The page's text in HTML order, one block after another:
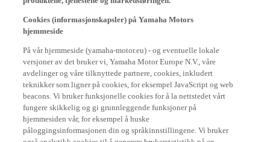
hjemmeside
versjoner av det bruker vi, Yamaha Motor Europe N.V., våre
avdelinger og våre tilknyttede partnere, cookies, inkludert
teknikker som ligner på cookies, for eksempel JavaScript og web
beacons. Vi bruker funksjonelle cookies for å la nettstedet vårt
fungere skikkelig og gi grunnleggende funksjoner på
hjemmesiden vår, for eksempel å huske
påloggingsinformasjonen din og språkinnstillingene. Vi bruker
også analytikk cookies til å generere brukerstatistikk på en